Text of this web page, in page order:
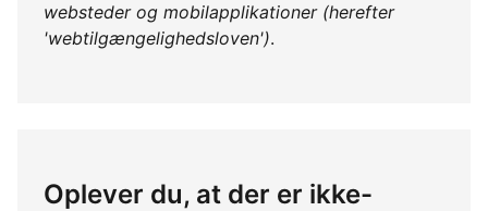
websteder og mobilapplikationer (herefter
'webtilgængelighedsloven').
Oplever du, at der er ikke-